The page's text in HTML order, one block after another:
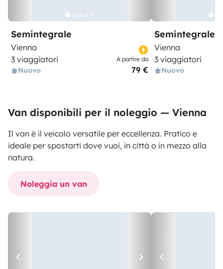
Semintegrale
Vienna
3 viaggiatori
Nuovo
A partire da
79 €
Semintegrale
Vienna
3 viaggiatori
Nuovo
Van disponibili per il noleggio — Vienna
Il van è il veicolo versatile per eccellenza. Pratico e
ideale per spostarti dove vuoi, in città o in mezzo alla
natura.
Noleggia un van